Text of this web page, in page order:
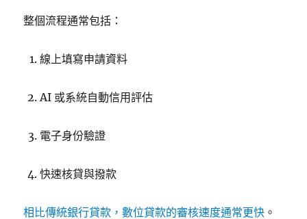
整個流程通常包括：
線上填寫申請資料
AI 或系統自動信用評估
電子身份驗證
快速核貸與撥款
相比傳統銀行貸款，數位貸款的審核速度通常更快 。